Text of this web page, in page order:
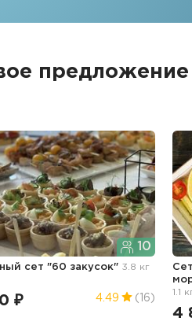
предложение
10
сет "60 закусок" 3.8 кг
₽ 4.49 (16)
1.1
4